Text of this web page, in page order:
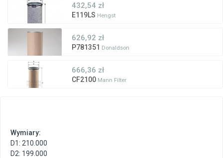
432,54 zł
E119LS Hengst
626,92 zł
P781351 Donaldson
666,36 zł
CF2100 Mann Filter
Wymiary:
D1: 210.000
D2: 199.000